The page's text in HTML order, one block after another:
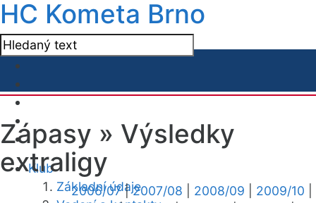
HC Kometa Brno
Klub
Základní údaje
Zápasy » Výsledky
extraligy
2006/07|2007/08 2008/09 2009/10